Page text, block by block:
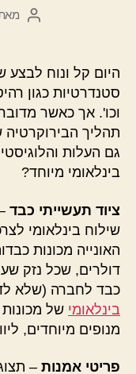
היום קל ונוח לבצע
סטנדרטיות כגון
וכו'. אך כאשר
תהליך הבירוקרטיה
גם העלות
בינלאומי מיוחד?
ציוד תעשייתי כבד
שילוח בינלאומי
האונייה מכונות
דולרים, שכל נזק
כבד לחברה (שלא
בינלאומי של מכונות
מנופים מיוחדים,
פריטי אמנות –